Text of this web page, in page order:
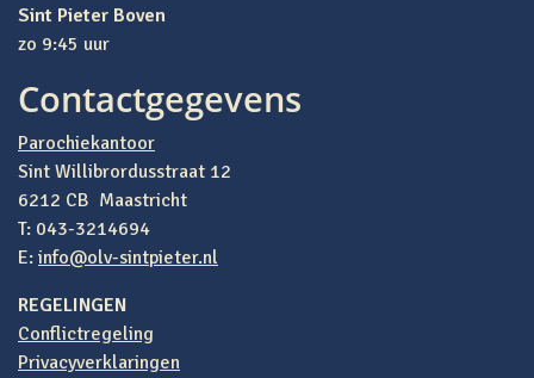
Sint Pieter Boven
zo 9:45 uur
Contactgegevens
Parochiekantoor
Sint Willibrordusstraat 12
6212 CB Maastricht
T: 043-3214694
E: info@olv-sintpieter.nl
REGELINGEN
Conflictregeling
Privacyverklaringen